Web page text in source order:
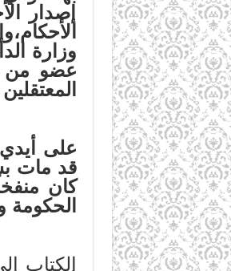
إصدار
عضو من
وفي صفحة 25
على
قد مات
الحكومة
ومن